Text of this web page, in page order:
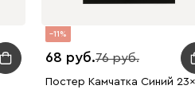
11
68 76
Постер Камчатка Синий